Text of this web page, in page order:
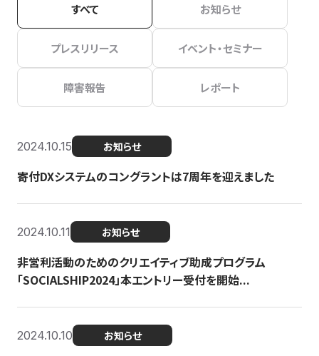
すべて お知らせ
プレスリリース イベント・セミナー
障害報告 レポート
2024.10.15 お知らせ
寄付DXシステムのコングラントは7周年を迎えました
2024.10.11 お知らせ
非営利活動のためのクリエイティブ助成プログラム
「SOCIALSHIP2024」本エントリー受付を開始...
2024.10.10 お知らせ